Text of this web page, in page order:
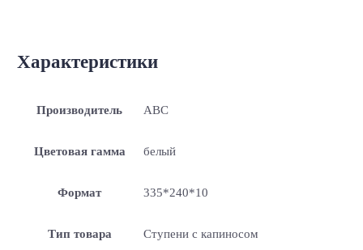
Характеристики
Производитель ABC
Цветовая гамма белый
Формат 335*240*10
Тип товара Ступени с капиносом